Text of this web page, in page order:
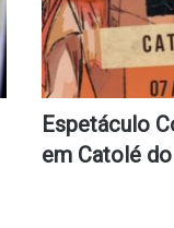
Espetáculo
em Catolé